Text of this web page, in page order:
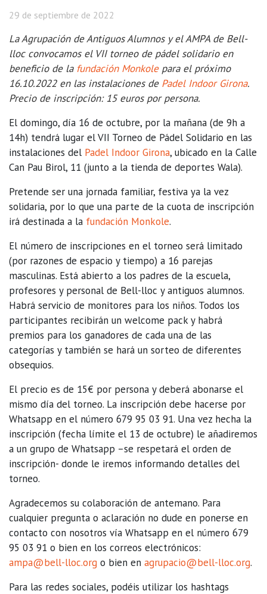
29 de septiembre de 2022
La Agrupación de Antiguos Alumnos y el AMPA de Bell-
lloc convocamos el VII torneo de pádel solidario en
beneficio de la fundación Monkolepara el próximo
16.10.2022 en las instalaciones de Padel Indoor Girona.
Precio de inscripción: 15 euros por persona.
El domingo, día 16 de octubre, por la mañana (de 9h a
14h) tendrá lugar el VII Torneo de Pádel Solidario en las
instalaciones del Padel Indoor Girona, ubicado en la Calle
Can Pau Birol, 11 (junto a la tienda de deportes Wala).
Pretende ser una jornada familiar, festiva ya la vez
solidaria, por lo que una parte de la cuota de inscripción
irá destinada a la fundación Monkole.
El número de inscripciones en el torneo será limitado
(por razones de espacio y tiempo) a 16 parejas
masculinas. Está abierto a los padres de la escuela,
profesores y personal de Bell-lloc y antiguos alumnos.
Habrá servicio de monitores para los niños. Todos los
participantes recibirán un welcome pack y habrá
premios para los ganadores de cada una de las
categorías y también se hará un sorteo de diferentes
obsequios.
El precio es de 15€ por persona y deberá abonarse el
mismo día del torneo. La inscripción debe hacerse por
Whatsapp en el número 679 95 03 91. Una vez hecha la
inscripción (fecha límite el 13 de octubre) le añadiremos
a un grupo de Whatsapp –se respetará el orden de
inscripción- donde le iremos informando detalles del
torneo.
Agradecemos su colaboración de antemano. Para
cualquier pregunta o aclaración no dude en ponerse en
contacto con nosotros vía Whatsapp en el número 679
95 03 91 o bien en los correos electrónicos:
ampa@bell-lloc.org o bien en agrupacio@bell-lloc.org.
Para las redes sociales, podéis utilizar los hashtags